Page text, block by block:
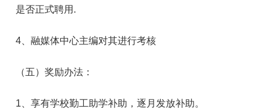
是否正式聘用.
4、融媒体中心主编对其进行考核
（五）奖励办法：
1、享有学校勤工助学补助，逐月发放补助。